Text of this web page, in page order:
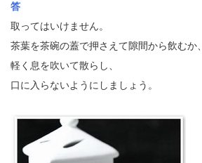
答
取ってはいけません。
茶葉を茶碗の蓋で押さえて隙間から飲むか、
軽く息を吹いて散らし、
口に入らないようにしましょう。